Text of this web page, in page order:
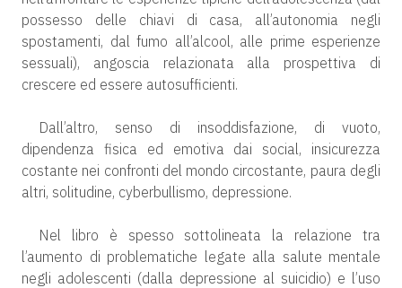
possesso delle chiavi di casa, all’autonomia negli
spostamenti, dal fumo all’alcool, alle prime esperienze
sessuali), angoscia relazionata alla prospettiva di
crescere ed essere autosufficienti.
Dall’altro, senso di insoddisfazione, di vuoto,
dipendenza fisica ed emotiva dai social, insicurezza
costante nei confronti del mondo circostante, paura degli
altri, solitudine, cyberbullismo, depressione.
Nel libro è spesso sottolineata la relazione tra
l’aumento di problematiche legate alla salute mentale
negli adolescenti (dalla depressione al suicidio) e l’uso